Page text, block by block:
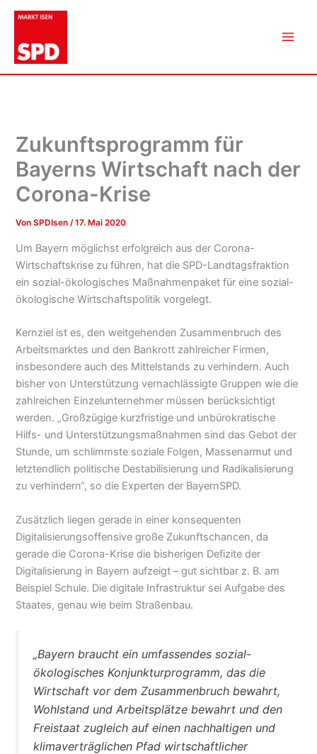
Zum
springen
Zukunftsprogramm für
Bayerns Wirtschaft nach der
Corona-Krise
VonSPDIsen/17. Mai 2020
Um Bayern möglichst erfolgreich aus der Corona-
Wirtschaftskrise zu führen, hat die SPD-Landtagsfraktion
ein sozial-ökologisches Maßnahmenpaket für eine sozial-
ökologische Wirtschaftspolitik vorgelegt.
Kernziel ist es, den weitgehenden Zusammenbruch des
Arbeitsmarktes und den Bankrott zahlreicher Firmen,
insbesondere auch des Mittelstands zu verhindern. Auch
bisher von Unterstützung vernachlässigte Gruppen wie die
zahlreichen Einzelunternehmer müssen berücksichtigt
werden. „Großzügige kurzfristige und unbürokratische
Hilfs- und Unterstützungsmaßnahmen sind das Gebot der
Stunde, um schlimmste soziale Folgen, Massenarmut und
letztendlich politische Destabilisierung und Radikalisierung
zu verhindern“, so die Experten der BayernSPD.
Zusätzlich liegen gerade in einer konsequenten
Digitalisierungsoffensive große Zukunftschancen, da
gerade die Corona-Krise die bisherigen Defizite der
Digitalisierung in Bayern aufzeigt – gut sichtbar z. B. am
Beispiel Schule. Die digitale Infrastruktur sei Aufgabe des
Staates, genau wie beim Straßenbau.
„Bayern braucht ein umfassendes sozial-
ökologisches Konjunkturprogramm, das die
Wirtschaft vor dem Zusammenbruch bewahrt,
Wohlstand und Arbeitsplätze bewahrt und den
Freistaat zugleich auf einen nachhaltigen und
klimaverträglichen Pfad wirtschaftlicher